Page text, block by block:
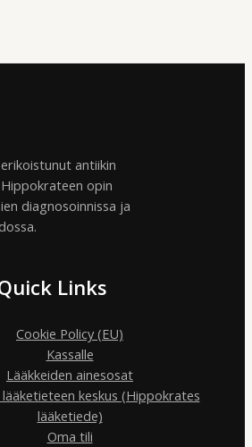
antiikin
opin
diagnosoinnissa ja
Links
Cookie Policy (EU)
Kassalle
Lääkkeiden ainesosat
lääketieteen keskus (Hippokrates
lääketiede)
Oma tili